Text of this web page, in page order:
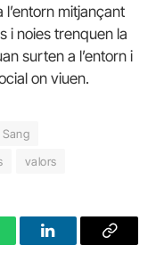
l’entorn mitjançant
i noies trenquen la
surten a l’entorn i
on viuen.
valors
LinkedInCopy